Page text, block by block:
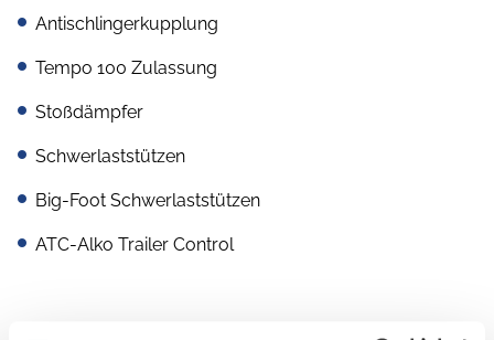
Antischlingerkupplung
Tempo 100 Zulassung
Stoßdämpfer
Schwerlaststützen
Big-Foot Schwerlaststützen
ATC-Alko Trailer Control